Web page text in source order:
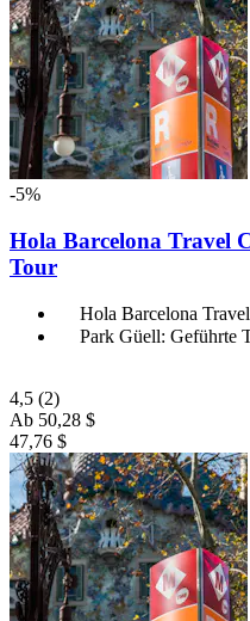
-5%
Hola Barcelona Travel
Tour
Hola Barcelona
Park Güell: Geführte
4,5 (2)
Ab 50,28 $
47,76 $